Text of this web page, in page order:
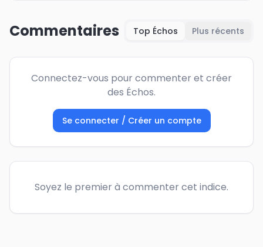
Commentaires Top Échos Plus récents
Connectez-vous pour commenter et créer
des Échos.
Se connecter / Créer un compte
Soyez le premier à commenter cet indice.